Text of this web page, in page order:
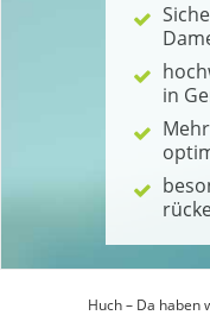
in
Huch – Da haben